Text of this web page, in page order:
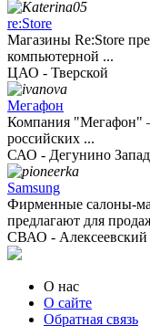
re:Store
Магазины Re:Store
компьютерной ...
ЦАО - Тверской
Мегафон
Компания "Мегафон"
российских ...
САО - Дегунино
Samsung
Фирменные салоны-
предлагают для
СВАО - Алексеевский
О нас
О сайте
Обратная связь